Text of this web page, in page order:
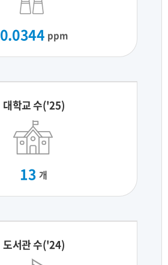
0.0344 ppm
대학교 수('25)
13 개
도서관 수('24)